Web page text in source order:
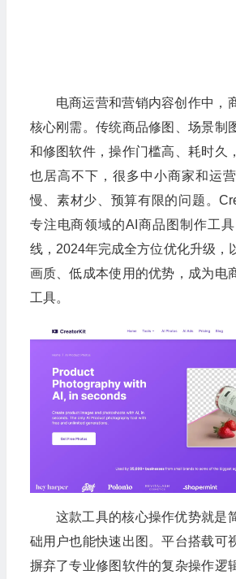
电商运营和营销内容创作中，
核心刚需。传统商品修图、场景制
和修图软件，操作门槛高、耗时久
也居高不下，很多中小商家和运
慢、素材少、预算有限的问题。
专注电商领域的AI商品图制作工
线，2024年完成全方位优化升级，
画质、低成本使用的优势，成为电
工具。
这款工具的核心操作优势就是
础用户也能快速出图。平台搭载可
摒弃了专业修图软件的复杂操作逻